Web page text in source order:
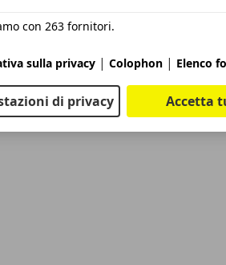
con 263 fornitori.
sulla privacy | Colophon | Elenco
di privacy Accetta